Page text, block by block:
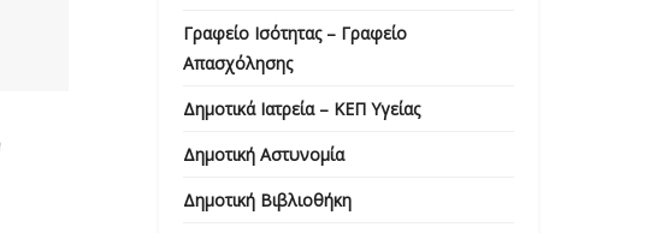
Γραφείο Ισότητας – Γραφείο
Απασχόλησης
Δημοτικά Ιατρεία – ΚΕΠ Υγείας
Δημοτική Αστυνομία
Δημοτική Βιβλιοθήκη